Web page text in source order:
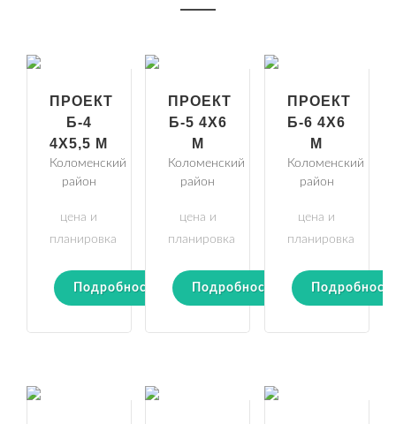
ПРОЕКТ
Б-4
4Х5,5 М
Коломенский
район
цена и
планировка
Подробности
ПРОЕКТ
Б-5 4Х6
М
Коломенский
район
цена и
планировка
Подробности
ПРОЕКТ
Б-6 4Х6
М
Коломенский
район
цена и
планировка